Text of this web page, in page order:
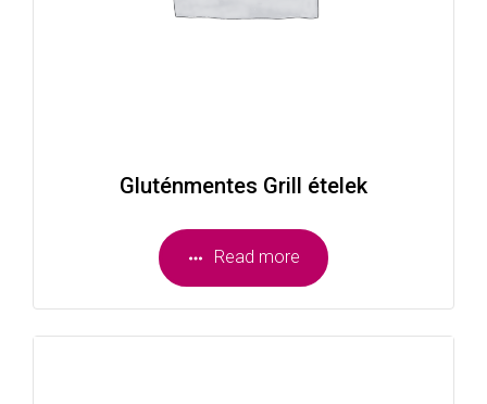
Gluténmentes Grill ételek
Read more